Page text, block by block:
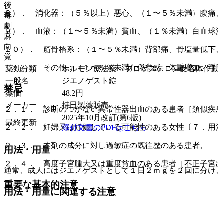
８）． 消化器：（５％以上）悪心、（１〜５％未満）腹痛
９）． 血液：（１〜５％未満）貧血、（１％未満）白血球
１０）． 筋骨格系：（１〜５％未満）背部痛、骨塩量低下
１１）． その他：（１〜５％未満）倦怠感、体重増加、浮
禁忌
２．１． 診断のつかない異常性器出血のある患者［類似疾
２．２． 妊婦又は妊娠している可能性のある女性〔７．用
２．３． 本剤の成分に対し過敏症の既往歴のある患者。
２．４． 高度子宮腫大又は重度貧血のある患者［不正子
重要な基本的注意
後
毒
劇
麻
向
覚
薬効分類
ホルモン療法薬 > プロゲステロン受容体作
一般名
ジエノゲスト錠
薬価
48.2円
メーカー
持田製薬販売
最終更新
2025年10月改訂(第6版)
添付文書のPDFはこちら
用法・用量
通常、成人にはジエノゲストとして１日２ｍｇを２回に分
用法・用量に関連する注意